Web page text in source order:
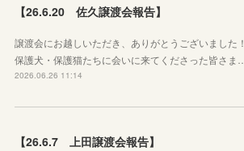
【26.6.20 佐久譲渡会報告】
譲渡会にお越しいただき、ありがとうございました！
保護犬・保護猫たちに会いに来てくださった皆さま…
2026.06.26 11:14
【26.6.7 上田譲渡会報告】